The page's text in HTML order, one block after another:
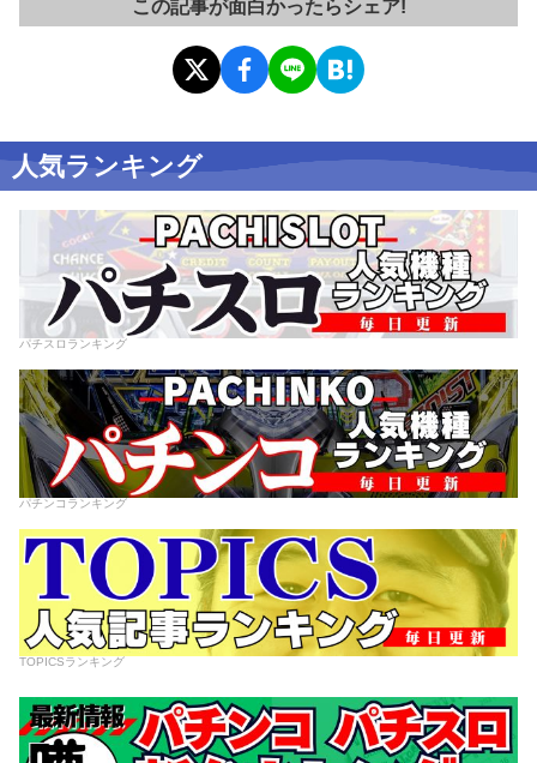
この記事が面白かったらシェア!
人気ランキング
パチスロランキング
パチンコランキング
TOPICSランキング